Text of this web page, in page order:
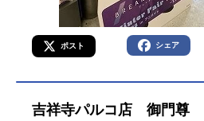
ポスト シェア
吉祥寺パルコ店 御門尊